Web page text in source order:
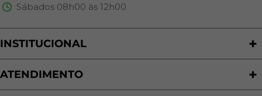
Sábados 08h00 às 12h00
INSTITUCIONAL
Quem Somos
Nossas Lojas
ATENDIMENTO
Política de Privacidade